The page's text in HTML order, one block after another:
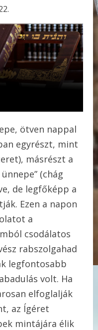
ötven nappal
egyrészt, mint
másrészt a
(chág
de legfőképp a
Ezen a napon
a
csodálatos
rabszolgahad
legfontosabb
volt. Ha
elfoglalják
az Ígéret
mintájára élik